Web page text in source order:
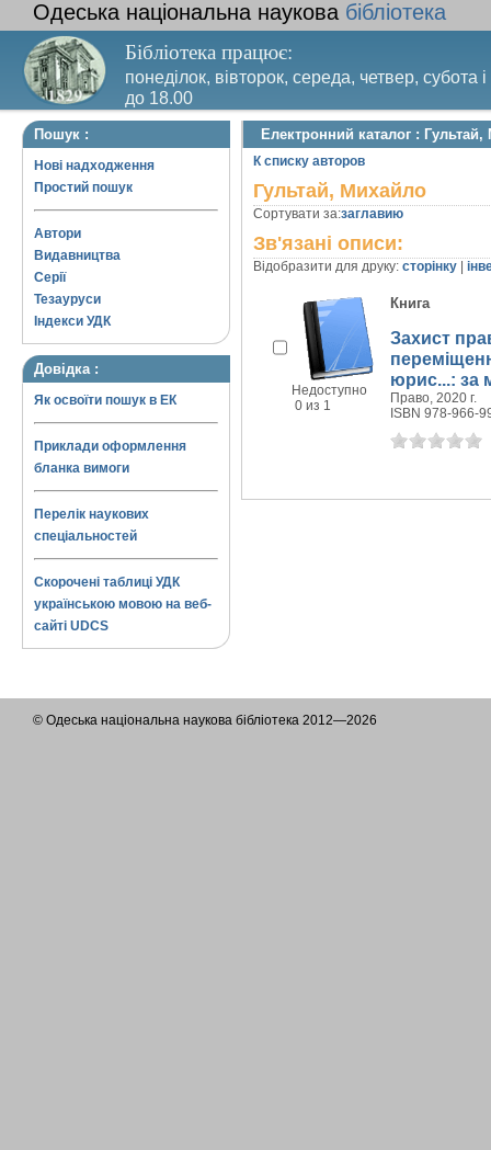
Одеська національна наукова бібліотека
Бібліотека працює:
понеділок, вівторок, середа, четвер, субота
до 18.00
Вихідний день – п’ятниця. Останній четвер
Пошук :
Нові надходження
Простий пошук
Автори
Видавництва
Серії
Тезауруси
Індекси УДК
Довідка :
Як освоїти пошук в ЕК
Приклади оформлення
бланка вимоги
Перелік наукових
спеціальностей
Скорочені таблиці УДК
українською мовою на веб-
сайті UDCS
Електронний каталог :
К списку авторов
Гультай, Михайло
Сортувати за:заглавию
Зв'язані описи:
Відобразити для друку: сторінку
Недоступно
0 из 1
Книга
Захист
юрис...: за
Право, 2020 г.
ISBN 978-966-
© Одеська національна наукова бібліотека 2012—2026